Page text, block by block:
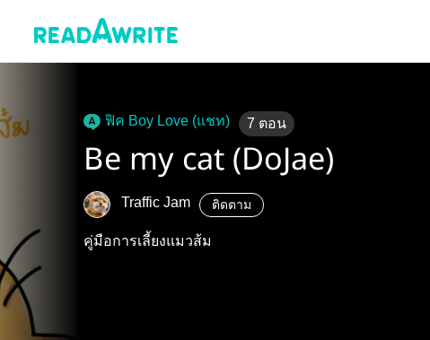
ฟิค Boy Love (แชท) 7 ตอน
Be my cat (DoJae)
Traffic Jam ติดตาม
คู่มือการเลี้ยงแมวส้ม